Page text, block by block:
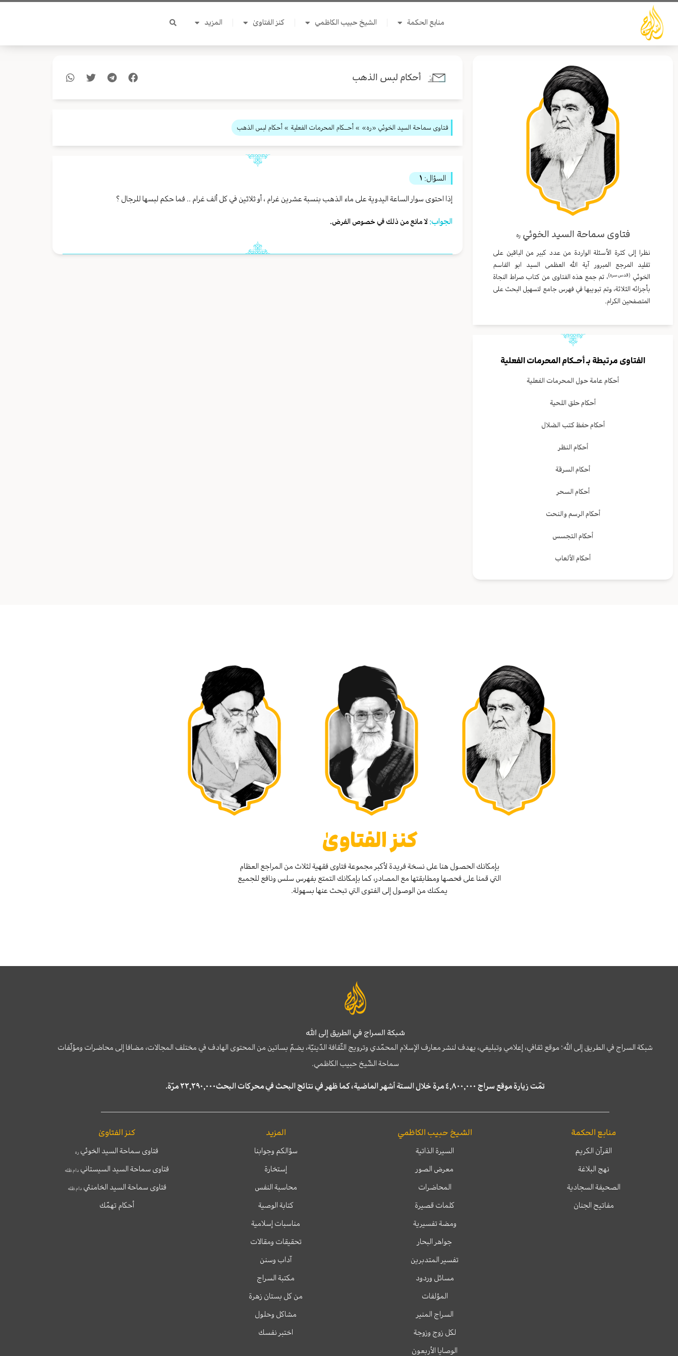
تخطي
المحتوى
منابع الحكمة الشيخ حبيب الكاظمي كنز الفتاوىٰ المزيد
فتاوى سماحة السيد الخوئيره
نظرا إلى كثرة الأسئلة الواردة من عدد كبير من الباقين على
تقليد المرجع المبرور آية الله العظمى السيد ابو القاسم
الخوئي (قدس سره)، تم جمع هذه الفتاوى من كتاب صراط النجاة
بأجزائه الثلاثة، وتم تبويبها في فهرس جامع لتسهيل البحث على
المتصفحين الكرام.
الفتاوى مرتبطة بـأحــكام المحرمات الفعلية
أحكام عامة حول المحرمات الفعلية
أحكام حلق اللحية
أحكام حفظ كتب الضلال
أحكام النظر
أحكام السرقة
أحكام السحر
أحكام الرسم والنحت
أحكام التجسس
أحكام الألعاب
أحكام لبس الذهب
فتاوى سماحة السيد الخوئي «ره» » أحــكام المحرمات الفعلية » أحكام لبس الذهب
السؤال: ١
إذا احتوى سوار الساعة اليدوية على ماء الذهب بنسبة عشرين غرام ، أو ثلاثين في كل ألف غرام .. فما حكم لبسها للرجال ؟
الجواب: لا مانع من ذلك في خصوص الفرض.
كنز الفتاوىٰ
بإمكانك الحصول هنا على نسخة فريدة لأكبر مجموعة فتاوى فقهية لثلاث من المراجع العظام
التي قمنا على فحصها ومطابقتها مع المصادر، كما بإمكانك التمتع بفهرس سلس ونافع للجميع
يمكنك من الوصول إلى الفتوى التي تبحث عنها بسهولة.
شبكة السراج في الطريق إلى الله
شبكة السراج في الطريق إلى الله؛ موقع ثقافي، إعلامي وتبليغي، يهدف لنشر معارف الإسلام المحمّدي وترويج الثّقافة الدّينيّة، يضمّ بساتين من المحتوى الهادف في مختلف المجالات، مضافا إلى محاضرات ومؤلّفات
سماحة الشّيخ حبيب الكاظمي.
تمّت زيارة موقع سراج ٤,٨٠٠,٠٠٠ مرة خلال الستة أشهر الماضية، كما ظهر في نتائج البحث في محركات البحث٢٢,٢٩٠,٠٠٠ مرّة.
منابع الحكمة
القرآن الكريم
نهج البلاغة
الصحيفة السجادية
مفاتيح الجنان
الشيخ حبيب الكاظمي
السيرة الذاتية
معرض الصور
المحاضرات
كلمات قصيرة
ومضة تفسيرية
جواهر البحار
تفسير المتدبرين
مسائل وردود
المؤلفات
السراج المنير
لكل زوج وزوجة
الوصايا الأربعون
المزيد
سؤالكم وجوابنا
إستخارة
محاسبة النفس
كتابة الوصية
مناسبات إسلامية
تحقيقات ومقالات
آداب وسنن
مكتبة السراج
من كل بستان زهرة
مشاكل وحلول
اختبر نفسك
كنز الفتاوىٰ
فتاوى سماحة السيد الخوئي ره
فتاوى سماحة السيد السيستاني دام ظله
فتاوى سماحة السيد الخامنئيدام ظله
أحكام تهمّك